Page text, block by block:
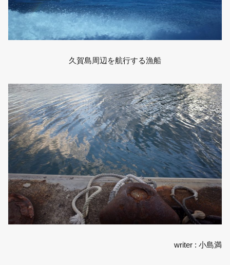
久賀島周辺を航行する漁船
writer : 小島満